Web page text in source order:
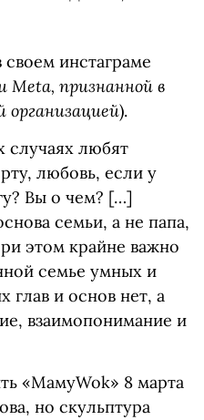
инстаграме
признанной в
организацией).
любят
любовь, если у
Вы о чем? […]
семьи, а не папа,
этом крайне важно
семье умных и
и основ нет, а
взаимопонимание и
«МамуWok» 8 марта
но скульптура